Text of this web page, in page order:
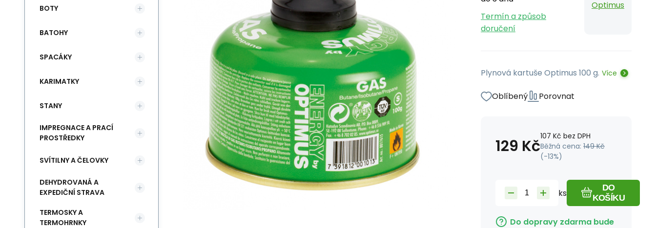
Termín a způsob
doručení
Optimus
Plynová kartuše Optimus 100 g. Více
Oblíbený Porovnat
129 Kč107 Kč bez DPH
Běžná cena: 149 Kč
(-13%)
ks
DO
KOŠÍKU
Do dopravy zdarma bude
BOTY
BATOHY
SPACÁKY
KARIMATKY
STANY
IMPREGNACE A PRACÍ
PROSTŘEDKY
SVÍTILNY A ČELOVKY
DEHYDROVANÁ A
EXPEDIČNÍ STRAVA
TERMOSKY A
TERMOHRNKY